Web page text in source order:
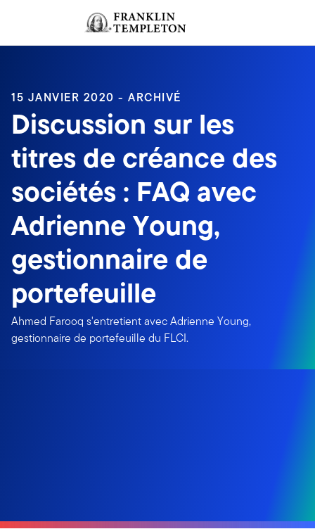
Header menu toggle
Ouverture de session
15 JANVIER 2020 - ARCHIVÉ
Discussion sur les
titres de créance des
sociétés : FAQ avec
Adrienne Young,
gestionnaire de
portefeuille
Ahmed Farooq s'entretient avec Adrienne Young,
gestionnaire de portefeuille du FLCI.